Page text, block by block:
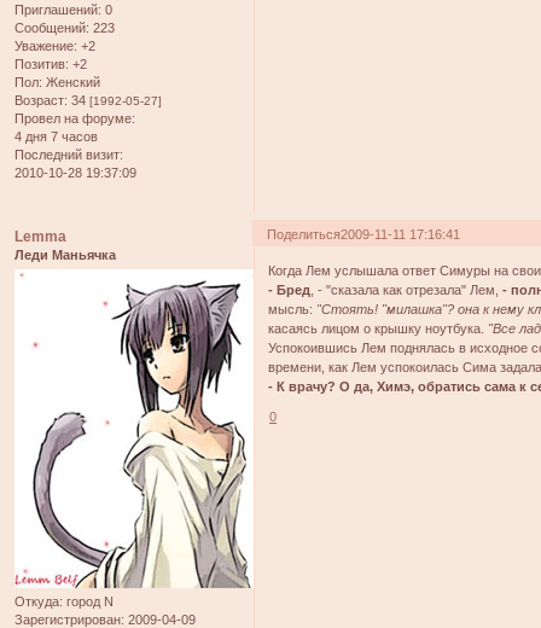
Приглашений: 0
Сообщений: 223
Уважение: +2
Позитив: +2
Пол: Женский
Возраст: 34 [1992-05-27]
Провел на форуме:
4 дня 7 часов
Последний визит:
2010-10-28 19:37:09
Поделиться2009-11-11 17:16:41
Lemma
Леди Маньячка
Откуда: город N
Зарегистрирован: 2009-04-09
Когда Лем услышала ответ Симуры на
- Бред , - "сказала как отрезала" Лем,-
мысль: "Стоять! "милашка"? она к нему
касаясь лицом о крышку ноутбука. "Все
Успокоившись Лем поднялась в исходное
времени, как Лем успокоилась Сима
- К врачу? О да, Химэ, обратись сама к
0